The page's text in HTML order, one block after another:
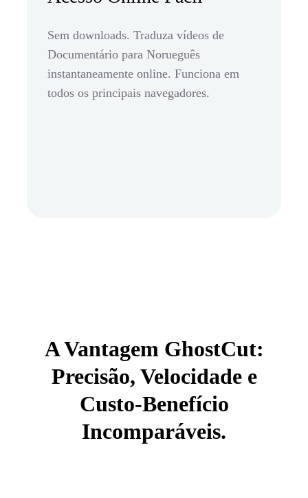
Sem downloads. Traduza vídeos de
Documentário para Norueguês
instantaneamente online. Funciona em
todos os principais navegadores.
A Vantagem GhostCut:
Precisão, Velocidade e
Custo-Benefício
Incomparáveis.